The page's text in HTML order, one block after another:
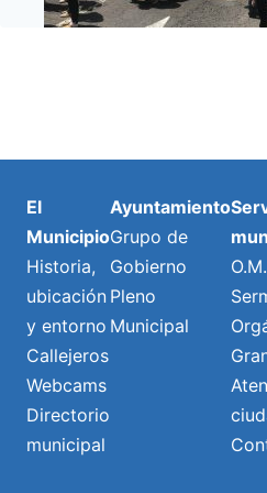
El
Municipio
Historia,
ubicación
y entorno
Callejeros
Webcams
Directorio
municipal
Ayuntamiento
Grupo de
Gobierno
Pleno
Municipal